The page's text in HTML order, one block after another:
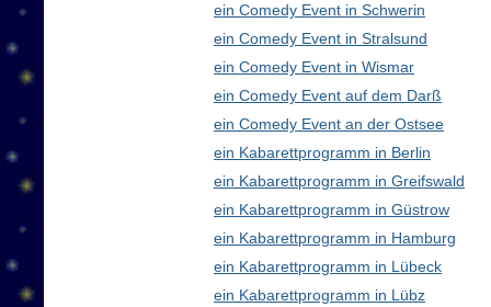
ein Comedy Event in Schwerin
ein Comedy Event in Stralsund
ein Comedy Event in Wismar
ein Comedy Event auf dem Darß
ein Comedy Event an der Ostsee
ein Kabarettprogramm in Berlin
ein Kabarettprogramm in Greifswald
ein Kabarettprogramm in Güstrow
ein Kabarettprogramm in Hamburg
ein Kabarettprogramm in Lübeck
ein Kabarettprogramm in Lübz